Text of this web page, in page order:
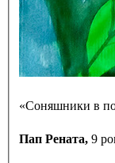
«Соняшники в
Пап Рената, 9